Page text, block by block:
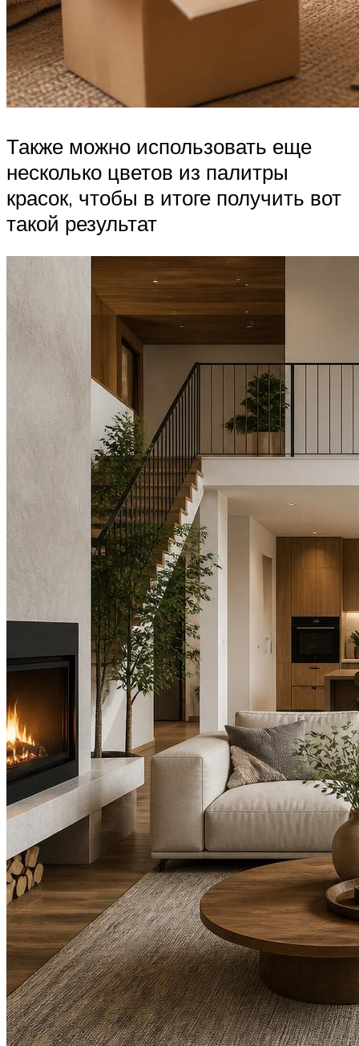
Также можно использовать еще
несколько цветов из палитры
красок, чтобы в итоге получить вот
такой результат